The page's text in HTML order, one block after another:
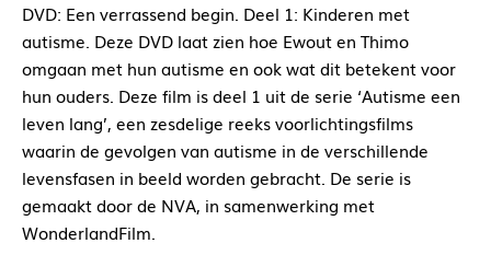
DVD: Een verrassend begin. Deel 1: Kinderen met
autisme. Deze DVD laat zien hoe Ewout en Thimo
omgaan met hun autisme en ook wat dit betekent voor
hun ouders. Deze film is deel 1 uit de serie ‘Autisme een
leven lang’, een zesdelige reeks voorlichtingsfilms
waarin de gevolgen van autisme in de verschillende
levensfasen in beeld worden gebracht. De serie is
gemaakt door de NVA, in samenwerking met
WonderlandFilm.